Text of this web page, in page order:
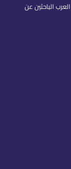
الباحثين عن